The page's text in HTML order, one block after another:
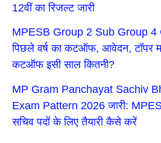
12वीं का रिजल्ट जारी
MPESB Group 2 Sub Group 4
पिछले वर्ष का कटऑफ, आवेदन, टॉपर
कटऑफ इसी साल कितनी?
MP Gram Panchayat Sachiv
Exam Pattern 2026 जारी:
सचिव पदों के लिए तैयारी कैसे करें